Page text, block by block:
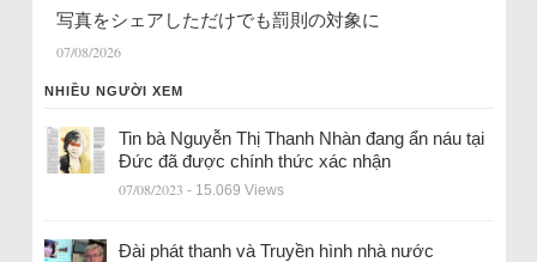
写真をシェアしただけでも罰則の対象に
07/08/2026
NHIỀU NGƯỜI XEM
Tin bà Nguyễn Thị Thanh Nhàn đang ẩn náu tại
Đức đã được chính thức xác nhận
07/08/2023 - 15.069 Views
Đài phát thanh và Truyền hình nhà nước